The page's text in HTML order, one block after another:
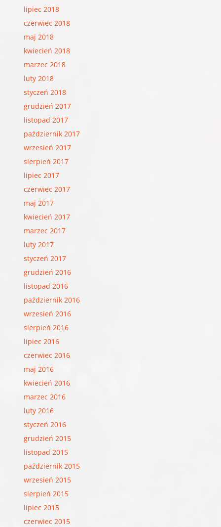
lipiec 2018
czerwiec 2018
maj 2018
kwiecień 2018
marzec 2018
luty 2018
styczeń 2018
grudzień 2017
listopad 2017
październik 2017
wrzesień 2017
sierpień 2017
lipiec 2017
czerwiec 2017
maj 2017
kwiecień 2017
marzec 2017
luty 2017
styczeń 2017
grudzień 2016
listopad 2016
październik 2016
wrzesień 2016
sierpień 2016
lipiec 2016
czerwiec 2016
maj 2016
kwiecień 2016
marzec 2016
luty 2016
styczeń 2016
grudzień 2015
listopad 2015
październik 2015
wrzesień 2015
sierpień 2015
lipiec 2015
czerwiec 2015